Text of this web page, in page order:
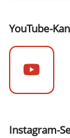
YouTube-
Instagram-